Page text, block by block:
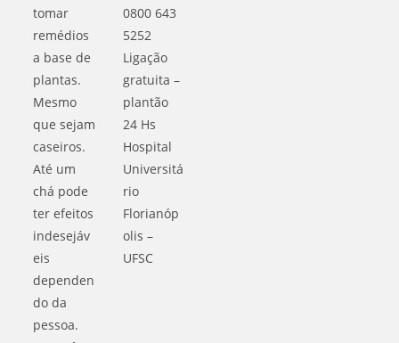
tomar
remédios
a base de
plantas.
Mesmo
que sejam
caseiros.
Até um
chá pode
ter efeitos
indesejáv
eis
dependen
do da
pessoa.
0800 643
5252
Ligação
gratuita –
plantão
24 Hs
Hospital
Universitá
rio
Florianóp
olis –
UFSC